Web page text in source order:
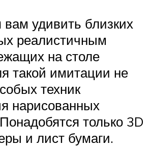
удивить близких
реалистичным
на столе
такой имитации не
техник
нарисованных
только 3D
и лист бумаги.